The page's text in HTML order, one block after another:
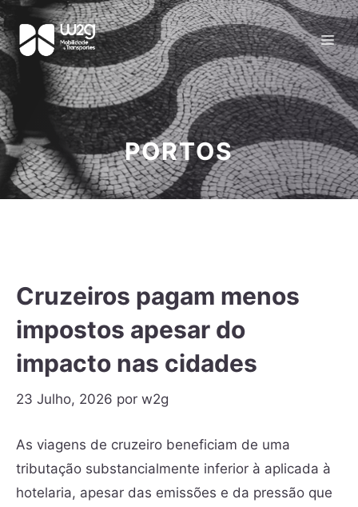
PORTOS
Cruzeiros pagam menos
impostos apesar do
impacto nas cidades
23 Julho, 2026 por w2g
As viagens de cruzeiro beneficiam de uma
tributação substancialmente inferior à aplicada à
hotelaria, apesar das emissões e da pressão que